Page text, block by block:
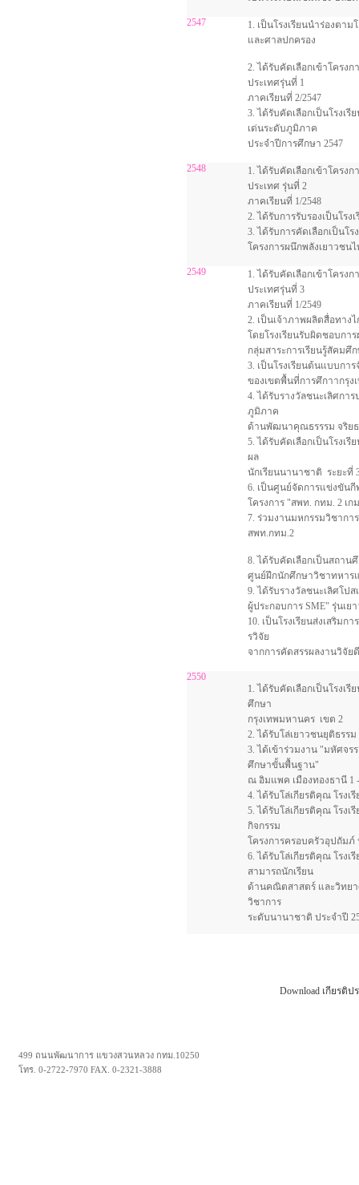
2547
1. เป็นโรงเรียนนำร่องตา
และศาลปกครอง
2. ได้รับคัดเลือกเข้าโครง
ประเทศรุ่นที่ 1
ภาคเรียนที่ 2/2547
3. ได้รับคัดเลือกเป็นโรงเ
เด่นระดับภูมิภาค
ประจำปีการศึกษา 2547
2548
1. ได้รับคัดเลือกเข้าโครง
ประเทศ รุ่นที่ 2
ภาคเรียนที่ 1/2548
2. ได้รับการรับรองเป็นโรง
3. ได้รับการคัดเลือกเป็นโร
โครงการผนึกพลังเยาวชน
2549
1. ได้รับคัดเลือกเข้าโครง
ประเทศรุ่นที่ 3
ภาคเรียนที่ 1/2549
2. เป็นเจ้าภาพผลิตสื่อทาง
โดยโรงเรียนรับผิดชอบกา
กลุ่มสาระการเรียนรู้สัคม
3. เป็นโรงเรียนต้นแบบกา
ของเขตพื้นที่การศึกาากรุง
4. ได้รับรางวัลชนะเลิศกา
ภูมิภาค
ด้านพัฒนาคุณธรรรม จริยธ
5. ได้รับคัดเลือกเป็นโรงเรี
ผล
นักเรียนนานาชาติ ระยะที่
6. เป็นศูนย์จัดการแข่งขันกี
โครงการ "สพท. กทม. 2 เก
7. ร่วมงานมหกรรมวิชากา
สพท.กทม.2
8. ได้รับคัดเลือกเป็นสถาน
ศูนย์ฝึกนักศึกษาวิชาทหาร
9. ได้รับรางวัลชนะเลิศโปส
ผู้ประกอบการ SME" รุ่นเยา
10. เป็นโรงเรียนส่งเสริมก
รวิจัย
จากการคัดสรรผลงานวิจัย
2550
1. ได้รับคัดเลือกเป็นโรงเ
ศึกษา
กรุงเทพมหานคร เขต 2
2. ได้รับโล่เยาวชนยุติธรรม
3. ได้เข้าร่วมงาน "มหัศจร
ศึกษาขั้นพื้นฐาน"
ณ อิมแพค เมืองทองธานี 1 -
4. ได้รับโล่เกียรติคุณ โรงเ
5. ได้รับโล่เกียรติคุณ โรง
กิจกรรม
โครงการครอบครัวอุปถัมภ์
6. ได้รับโล่เกียรติคุณ โรง
สามารถนักเรียน
ด้านคณิตสาสตร์ และวิทย
วิชาการ
ระดับนานาชาติ ประจำปี
Download เกียรติป
499 ถนนพัฒนาการ แขวงสวนหลวง กทม.10250
โทร. 0-2722-7970 FAX. 0-2321-3888